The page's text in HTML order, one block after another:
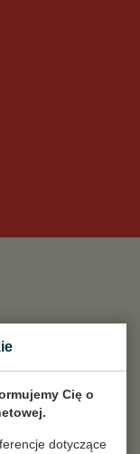
Cię o
dotyczące